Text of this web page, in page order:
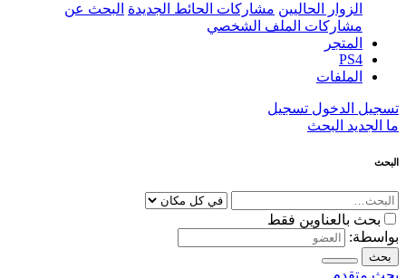
الزوار الحاليين مشاركات الحائط الجديدة البحث عن
مشاركات الملف الشخصي
المتجر
PS4
الملفات
تسجيل الدخول تسجيل
ما الجديد البحث
البحث
بحث بالعناوين فقط
بواسطة:
بحث
بحث متقدم…